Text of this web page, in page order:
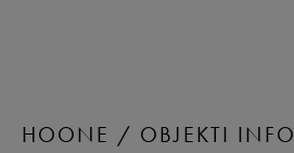
HOONE / OBJEKTI INFO